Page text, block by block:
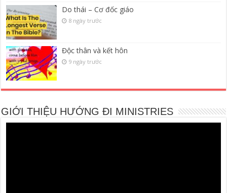
Do thái – Cơ đốc giáo
8 ngày trước
Độc thân và kết hôn
9 ngày trước
GIỚI THIỆU HƯỚNG ĐI MINISTRIES